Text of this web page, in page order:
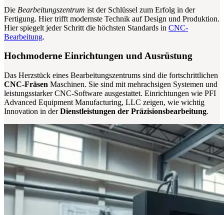
Die Bearbeitungszentrum ist der Schlüssel zum Erfolg in der
Fertigung. Hier trifft modernste Technik auf Design und Produktion.
Hier spiegelt jeder Schritt die höchsten Standards in CNC-
Bearbeitung.
Hochmoderne Einrichtungen und Ausrüstung
Das Herzstück eines Bearbeitungszentrums sind die fortschrittlichen
CNC-Fräsen Maschinen. Sie sind mit mehrachsigen Systemen und
leistungsstarker CNC-Software ausgestattet. Einrichtungen wie PFI
Advanced Equipment Manufacturing, LLC zeigen, wie wichtig
Innovation in derDienstleistungen der Präzisionsbearbeitung.